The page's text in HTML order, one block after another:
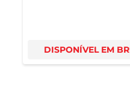
DISPONÍVEL EM